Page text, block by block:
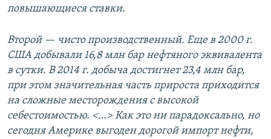
повышающиеся ставки.
Второй — чисто производственный. Еще в 2000 г.
США добывали 16,8 млн бар нефтяного эквивалента
в сутки. В 2014 г. добыча достигнет 23,4 млн бар,
при этом значительная часть прироста приходится
на сложные месторождения с высокой
себестоимостью. <…> Как это ни парадоксально, но
сегодня Америке выгоден дорогой импорт нефти,